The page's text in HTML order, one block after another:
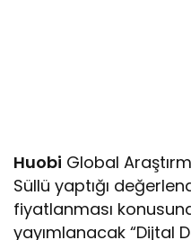
Huobi Global
Süllü yaptığı
fiyatlanması
yayımlanacak “Dijtal